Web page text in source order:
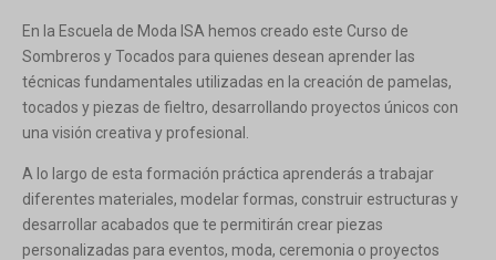
En la Escuela de Moda ISA hemos creado este Curso de
Sombreros y Tocados para quienes desean aprender las
técnicas fundamentales utilizadas en la creación de pamelas,
tocados y piezas de fieltro, desarrollando proyectos únicos con
una visión creativa y profesional.
A lo largo de esta formación práctica aprenderás a trabajar
diferentes materiales, modelar formas, construir estructuras y
desarrollar acabados que te permitirán crear piezas
personalizadas para eventos, moda, ceremonia o proyectos